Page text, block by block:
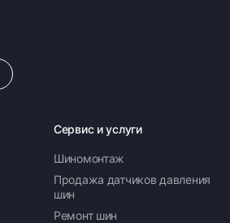
Сервис и услуги
Шиномонтаж
Продажа датчиков давления
шин
Ремонт шин